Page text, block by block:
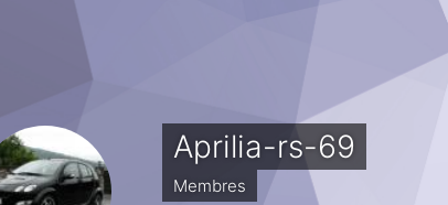
Aprilia-rs-69
Membres